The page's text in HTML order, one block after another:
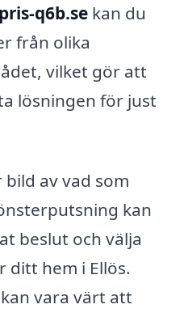
q6b.se kan du
från olika
vilket gör att
lösningen för just
av vad som
kan
beslut och välja
hem i Ellös.
vara värt att